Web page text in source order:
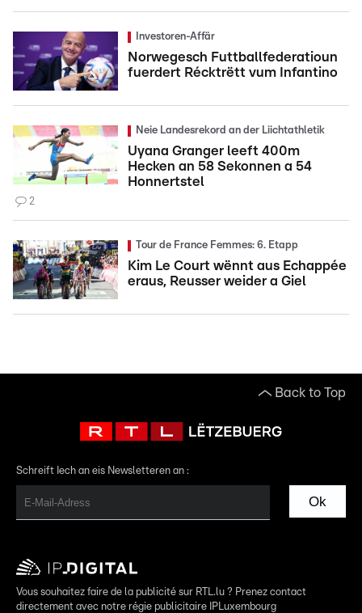
Investoren-Affär
Norwegesch Futtballfederatioun
fuerdert Récktrëtt vum Infantino
Neie Landesrekord an der Liichtathletik
Uyana Granger leeft 400m
Hecken an 58 Sekonnen a 54
Honnertstel
2
Tour de France Femmes: 6. Etapp
Kim Le Court wënnt aus Echappée
eraus, Reusser weider a Giel
Back to Top
Schreift Iech an eis Newsletteren an :
Ok
Vous souhaitez faire de la publicité sur RTL.lu ? Prenez contact
directement avec notre régie publicitaire IPLuxembourg